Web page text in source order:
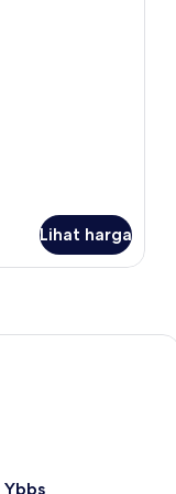
Lihat harga